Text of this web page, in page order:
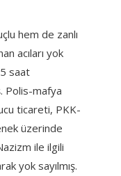
hem de zanlı
acıları yok
saat
Polis-mafya
ticareti, PKK-
üzerinde
ile ilgili
yok sayılmış.